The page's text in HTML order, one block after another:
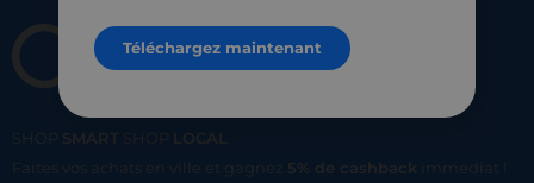
SHOP SMART SHOP
LOCAL
Faites vos achats en ville et gagnez 5% de cashback immediat !
Téléchargez maintenant